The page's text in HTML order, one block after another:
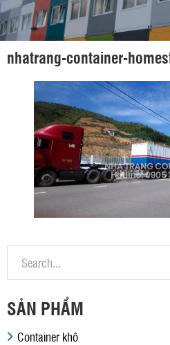
nhatrang-container-
SẢN PHẨM
Container khô